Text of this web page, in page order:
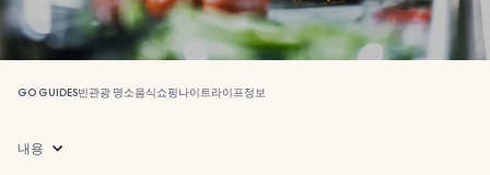
GO GUIDES빈관광 명소음식쇼핑나이트라이프정보
내용